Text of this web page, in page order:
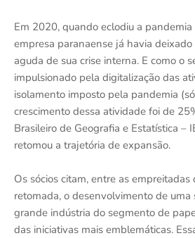
Em 2020, quando eclodiu a
empresa paranaense já havia
aguda de sua crise interna. E como o
impulsionado pela digitalização das
isolamento imposto pela pandemia
crescimento dessa atividade foi de
Brasileiro de Geografia e Estatística –
retomou a trajetória de expansão.
Os sócios citam, entre as empreitadas
retomada, o desenvolvimento de uma
grande indústria do segmento de
das iniciativas mais emblemáticas.